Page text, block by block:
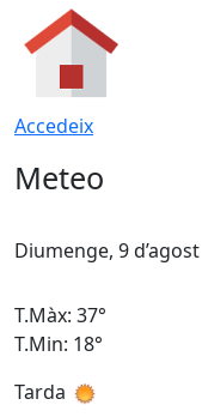
Accedeix
Meteo
Diumenge, 9 d’agost
T.Màx: 37°
T.Min: 18°
Tarda